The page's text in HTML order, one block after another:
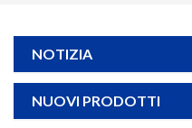
NOTIZIA
NUOVI PRODOTTI